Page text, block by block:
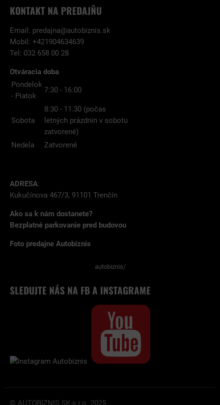
KONTAKT NA PREDAJŇU
Email: predajna@autobiznis.sk
Mobil: +421904634639
Tel: 032 658 00 28
Otváracia doba
Pondelok
- Piatok
7:30 - 16:00
Sobota
8:30 - 11:30 (počas
letných prázdnin v sobotu
zatvorené)
Nedela
Zatvorené
ADRESA:
Kukučínova 467/3, 91101 Trenčín
Ako sa k nám dostanete?
Bezplatné parkovanie pred budovou
Foto predajne Autobiznis
autobiznis/
SLEDUJTE NÁS NA FB A INSTAGRAME
© AUTOBIZNIS.SK s.r.o. 2025